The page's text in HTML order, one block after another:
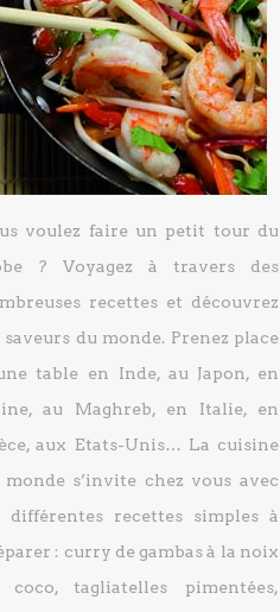
voulez faire un petit tour du
? Voyagez à travers des
recettes et découvrez
saveurs du monde. Prenez place
table en Inde, au Japon, en
au Maghreb, en Italie, en
aux Etats-Unis… La cuisine
monde s’invite chez vous avec
différentes recettes simples à
: curry de gambas à la noix
coco, tagliatelles pimentées,